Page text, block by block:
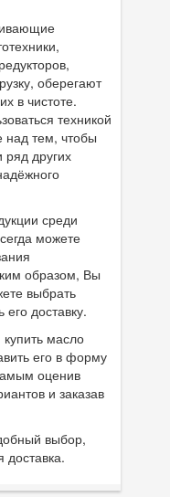
оберегают
в чистоте.
техникой
над тем, чтобы
ряд других
среди
можете
образом, Вы
выбрать
доставку.
масло
его в форму
оценив
и заказав
выбор,
доставка.